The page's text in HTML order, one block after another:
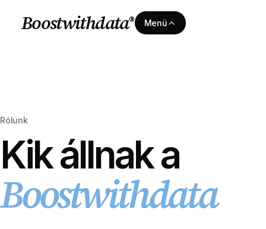
Boostwithdata® Menü
Rólunk
Kik állnak a
Boostwithdata